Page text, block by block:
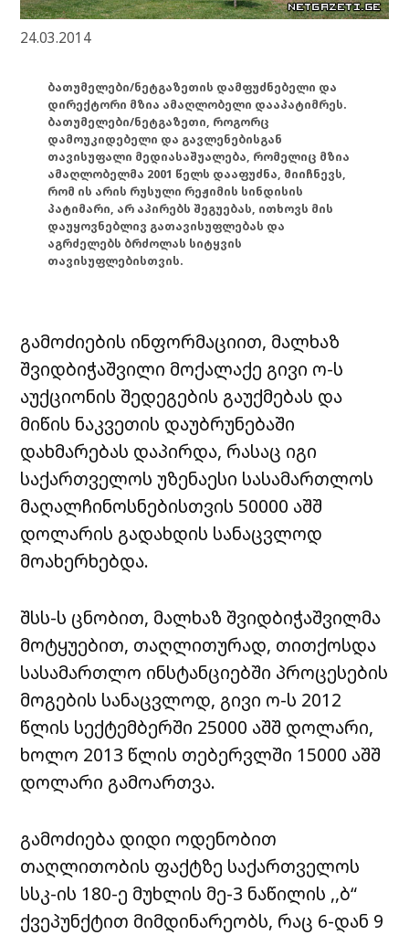
24.03.2014
ბათუმელები/ნეტგაზეთის დამფუძნებელი და
დირექტორი მზია ამაღლობელი დააპატიმრეს.
ბათუმელები/ნეტგაზეთი, როგორც
დამოუკიდებელი და გავლენებისგან
თავისუფალი მედიასაშუალება, რომელიც მზია
ამაღლობელმა 2001 წელს დააფუძნა, მიიჩნევს,
რომ ის არის რუსული რეჟიმის სინდისის
პატიმარი, არ აპირებს შეგუებას, ითხოვს მის
დაუყოვნებლივ გათავისუფლებას და
აგრძელებს ბრძოლას სიტყვის
თავისუფლებისთვის.
გამოძიების ინფორმაციით, მალხაზ
შვიდბიჭაშვილი მოქალაქე გივი ო-ს
აუქციონის შედეგების გაუქმებას და
მიწის ნაკვეთის დაუბრუნებაში
დახმარებას დაპირდა, რასაც იგი
საქართველოს უზენაესი სასამართლოს
მაღალჩინოსნებისთვის 50000 აშშ
დოლარის გადახდის სანაცვლოდ
მოახერხებდა.
შსს-ს ცნობით, მალხაზ შვიდბიჭაშვილმა
მოტყუებით, თაღლითურად, თითქოსდა
სასამართლო ინსტანციებში პროცესების
მოგების სანაცვლოდ, გივი ო-ს 2012
წლის სექტემბერში 25000 აშშ დოლარი,
ხოლო 2013 წლის თებერვლში 15000 აშშ
დოლარი გამოართვა.
გამოძიება დიდი ოდენობით
თაღლითობის ფაქტზე საქართველოს
სსკ-ის 180-ე მუხლის მე-3 ნაწილის ,,ბ“
ქვეპუნქტით მიმდინარეობს, რაც 6-დან 9